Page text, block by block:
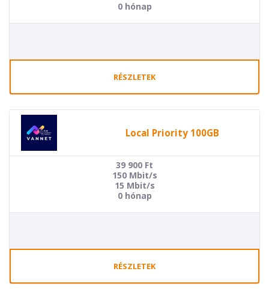
0 hónap
RÉSZLETEK
Local Priority 100GB
39 900 Ft
150 Mbit/s
15 Mbit/s
0 hónap
RÉSZLETEK